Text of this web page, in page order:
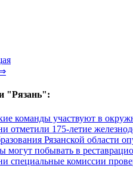
"Рязань":
команды участвуют в
отметили 175-летие
Рязанской области
могут побывать в
специальные комиссии